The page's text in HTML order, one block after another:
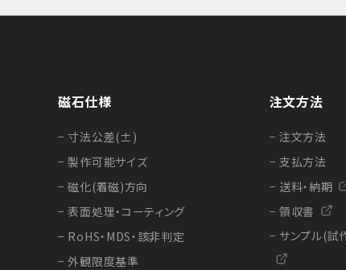
磁石仕様
− 寸法公差(±)
− 製作可能サイズ
− 磁化(着磁)方向
− 表面処理・コーティング
− RoHS・MDS・該非判定
− 外観限度基準
注文方法
− 注文方法
− 支払方法
− 送料・納期
− 領収書
− サンプル(試